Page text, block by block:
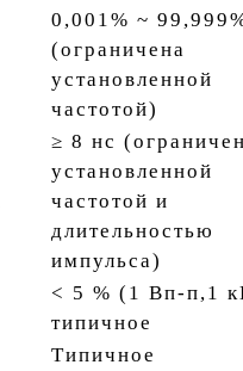
0,001% ~
(ограничена
установленной
частотой)
≥ 8 нс
установленной
частотой и
длительностью
импульса)
< 5 % (1 Вп-п,1
типичное
Типичное